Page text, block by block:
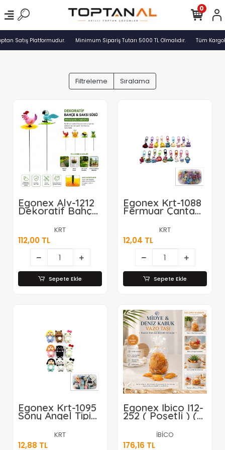
Satış Platformudur. Minimum Sipariş Tutarı 5000 TL Olmalıdır. Tüm
0
Filtreleme Sıralama
Egonex Alv-1212
Dekoratif Bahçe
& Saksı Süsü (
Rüzgarda
Sallanan Yaylı
Hayvan Figür Mix
)*48x10
KRT
112,00 TL
Sepete Ekle
Egonex Krt-1088
Fermuar Çanta
Süs Mix*120x1
KRT
12,04 TL
Sepete Ekle
Egonex Krt-1095
Sony Angel Tipi
Telefon Tablet
Süs*100x1
KRT
12,88 TL
Egonex İbico İ12-
252 ( Poşetli ) (
Renkli Mix )
Midye & Deniz
Kabuk Vazo
İBİCO
176,16 TL